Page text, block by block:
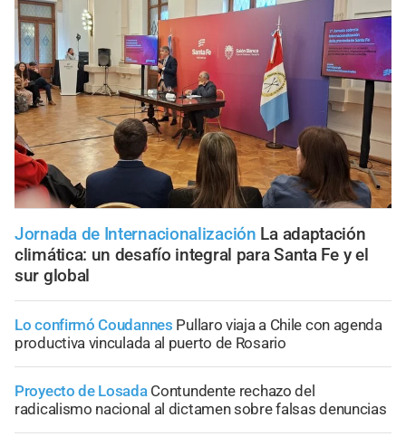
Jornada de Internacionalización La adaptación
climática: un desafío integral para Santa Fe y el
sur global
Lo confirmó Coudannes Pullaro viaja a Chile con agenda
productiva vinculada al puerto de Rosario
Proyecto de Losada Contundente rechazo del
radicalismo nacional al dictamen sobre falsas denuncias